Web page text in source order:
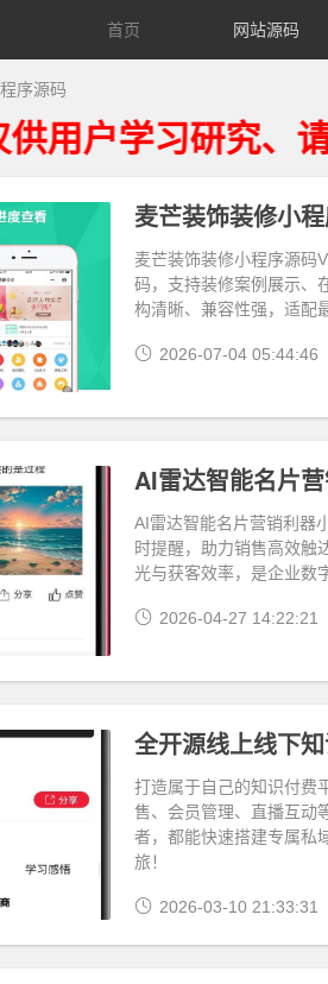
首页 网站源码
序源码
习研究、请获得
麦芒装饰装修小
麦芒装饰装修小程序源码
码，支持装修案例展示、
构清晰、兼容性强，适配
2026-07-04 05:44:46
AI雷达智能名片
AI雷达智能名片营销利器
时提醒，助力销售高效触
光与获客效率，是企业数
2026-04-27 14:22:21
全开源线上线下
打造属于自己的知识付费
售、会员管理、直播互动
者，都能快速搭建专属私
旅！
2026-03-10 21:33:31